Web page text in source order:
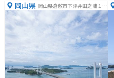
岡山県 岡山県倉敷市下津井田之浦１丁